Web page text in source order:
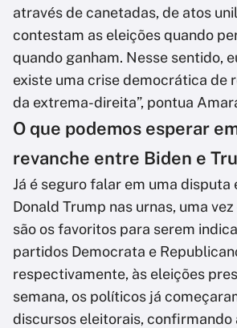
através de canetadas, de atos
contestam as eleições quando
quando ganham. Nesse sentido,
existe uma crise democrática de
da extrema-direita”, pontua
O que podemos esperar
revanche entre Biden e
Já é seguro falar em uma disputa
Donald Trump nas urnas, uma
são os favoritos para serem
partidos Democrata e
respectivamente, às eleições
semana, os políticos já
discursos eleitorais, confirmando